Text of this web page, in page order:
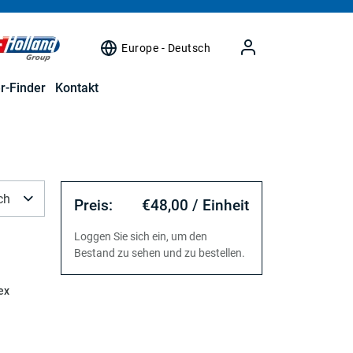
Europe - Deutsch
Finder Kontakt
Preis: €48,00 / Einheit
Loggen Sie sich ein, um den
Bestand zu sehen und zu bestellen.